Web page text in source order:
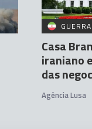
Casa
iraniano
das
Agência Lusa